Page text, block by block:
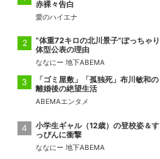
赤裸々告白
愛のハイエナ
“体重72キロの北川景子”ぽっちゃり
体型公表の理由
ななにー 地下ABEMA
「ゴミ屋敷」「孤独死」布川敏和の
離婚後の絶望生活
ABEMAエンタメ
小学生ギャル（12歳）の登校姿＆す
っぴんに衝撃
ななにー 地下ABEMA